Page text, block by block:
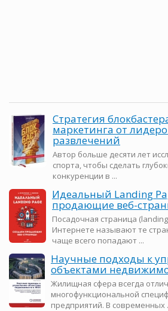
Стратегия
маркетинга от
развлечений
Автор больше десяти лет
спорта, чтобы сделать
конкуренции в ...
Идеальный Landing
продающие веб-
Посадочная страница
Интернете называют те
чаще всего попадают ...
Научные подходы к
объектами
Жилищная сфера всегда
многофункциональной
предприятий. В современных